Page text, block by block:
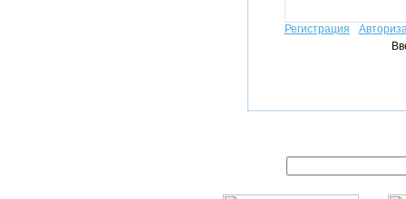
Регистрация